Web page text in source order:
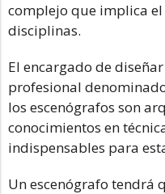
complejo que implica
disciplinas.
El encargado de
profesional
los escenógrafos son
conocimientos en
indispensables para
Un escenógrafo tendrá